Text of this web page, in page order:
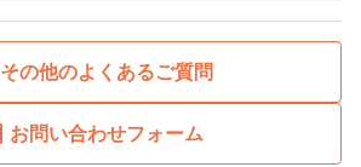
その他のよくあるご質問
お問い合わせフォーム